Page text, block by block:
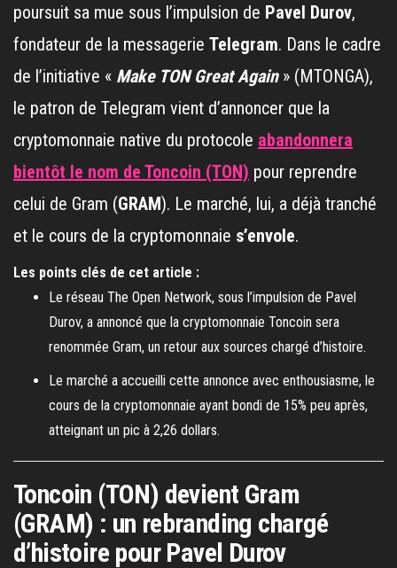
poursuit sa mue sous l’impulsion de Pavel Durov,
fondateur de la messagerie Telegram. Dans le cadre
de l’initiative « Make TON Great Again» (MTONGA),
le patron de Telegram vient d’annoncer que la
cryptomonnaie native du protocole abandonnera
bientôt le nom de Toncoin (TON) pour reprendre
celui de Gram (GRAM). Le marché, lui, a déjà tranché
et le cours de la cryptomonnaie s’envole.
Les points clés de cet article :
Le réseau The Open Network, sous l’impulsion de Pavel
Durov, a annoncé que la cryptomonnaie Toncoin sera
renommée Gram, un retour aux sources chargé d’histoire.
Le marché a accueilli cette annonce avec enthousiasme, le
cours de la cryptomonnaie ayant bondi de 15% peu après,
atteignant un pic à 2,26 dollars.
Toncoin (TON) devient Gram
(GRAM) : un rebranding chargé
d’histoire pour Pavel Durov